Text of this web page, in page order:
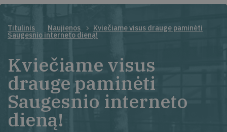
Titulinis Naujienos Kviečiame visus drauge paminėti
Saugesnio interneto dieną!
Kviečiame visus
drauge paminėti
Saugesnio interneto
dieną!